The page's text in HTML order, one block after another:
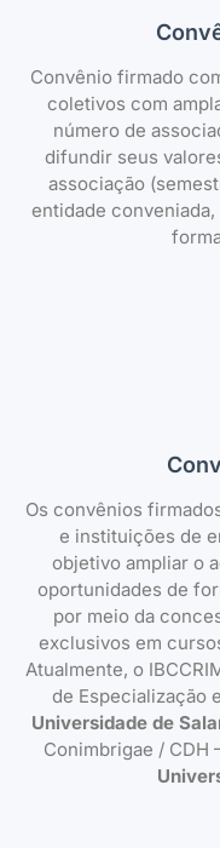
Convênio firmado
coletivos com
número de
difundir seus
associação
entidade
Os convênios
e instituições de
objetivo ampliar o
oportunidades de
por meio da
exclusivos em
Atualmente, o
de Especialização
Universidade de
Conimbrigae / CDH